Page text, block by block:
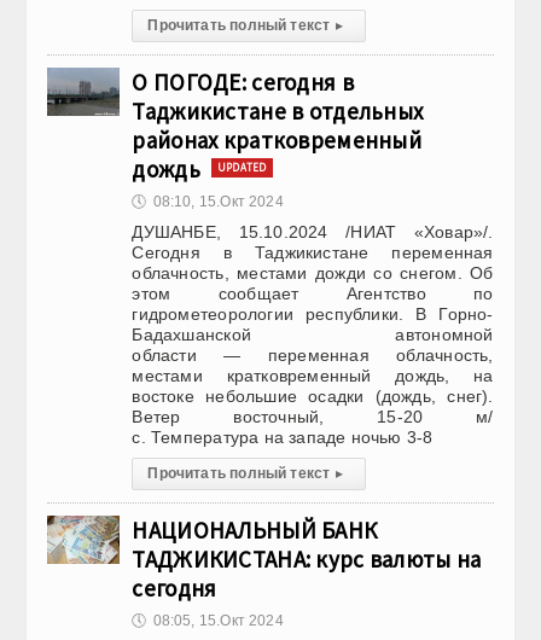
Прочитать полный текст ▸
О ПОГОДЕ: сегодня в
Таджикистане в отдельных
районах кратковременный
дождь
UPDATED
🕔 08:10, 15.Окт 2024
ДУШАНБЕ, 15.10.2024 /НИАТ «Ховар»/.
Сегодня в Таджикистане переменная
облачность, местами дожди со снегом. Об
этом сообщает Агентство по
гидрометеорологии республики. В Горно-
Бадахшанской автономной
области — переменная облачность,
местами кратковременный дождь, на
востоке небольшие осадки (дождь, снег).
Ветер восточный, 15-20 м/
с. Температура на западе ночью 3-8
Прочитать полный текст ▸
НАЦИОНАЛЬНЫЙ БАНК
ТАДЖИКИСТАНА: курс валюты на
сегодня
🕔 08:05, 15.Окт 2024